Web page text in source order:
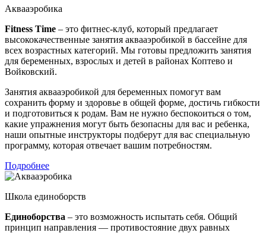
Аквааэробика
Fitness Time – это фитнес-клуб, который предлагает
высококачественные занятия аквааэробикой в бассейне для
всех возрастных категорий. Мы готовы предложить занятия
для беременных, взрослых и детей в районах Коптево и
Войковский.
Занятия аквааэробикой для беременных помогут вам
сохранить форму и здоровье в общей форме, достичь гибкости
и подготовиться к родам. Вам не нужно беспокоиться о том,
какие упражнения могут быть безопасны для вас и ребенка,
наши опытные инструкторы подберут для вас специальную
программу, которая отвечает вашим потребностям.
Подробнее
Школа единоборств
Единоборства – это возможность испытать себя. Общий
принцип направления — противостояние двух равных